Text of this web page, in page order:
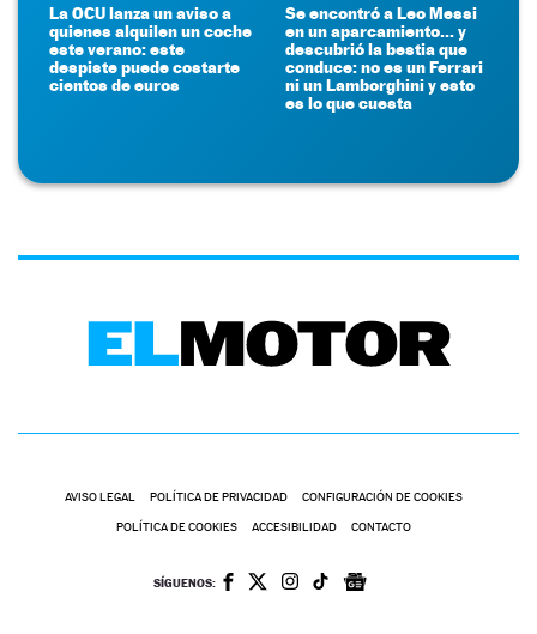
La OCU lanza un aviso a
quienes alquilen un coche
este verano: este
despiste puede costarte
cientos de euros
Se encontró a Leo Messi
en un aparcamiento... y
descubrió la bestia que
conduce: no es un Ferrari
ni un Lamborghini y esto
es lo que cuesta
AVISO LEGAL POLÍTICA DE PRIVACIDAD CONFIGURACIÓN DE COOKIES
POLÍTICA DE COOKIES ACCESIBILIDAD CONTACTO
SÍGUENOS: